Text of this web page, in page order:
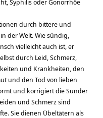
Syphilis oder Gonorrhöe
durch bittere und
der Welt. Wie sündig,
vielleicht auch ist, er
durch Leid, Schmerz,
und Krankheiten, den
und den Tod von lieben
und korrigiert die Sünder
und Schmerz sind
Sie dienen Übeltätern als